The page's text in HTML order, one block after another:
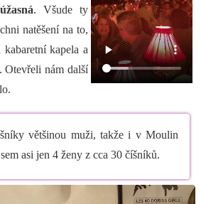
. Všude ty
natěšení na to,
kapela a
Otevřeli nám další
většinou muži, takže i v Moulin
asi jen 4 ženy z cca 30 číšníků.